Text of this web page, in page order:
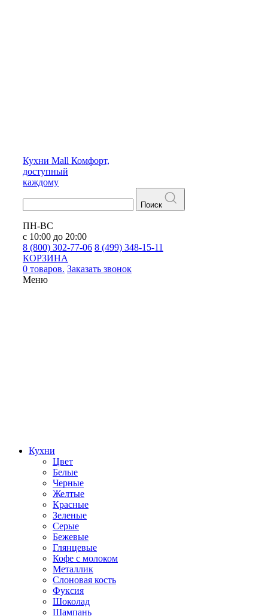
Кухни Mall Комфорт,
доступный
каждому
Поиск
ПН-ВС
с 10:00 до 20:00
8 (800) 302-77-06 8 (499) 348-15-11
КОРЗИНА
0 товаров. Заказать звонок
Меню
Кухни
Цвет
Белые
Черные
Желтые
Красные
Зеленые
Серые
Бежевые
Глянцевые
Кофе с молоком
Металлик
Слоновая кость
Фуксия
Шоколад
Шампань